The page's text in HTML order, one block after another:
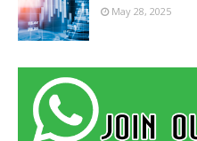
May 28, 2025